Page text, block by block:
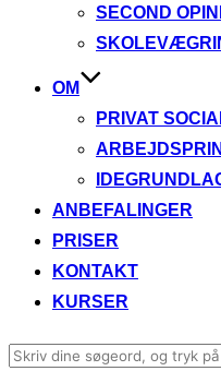
SECOND
OM
PRIVAT
ANBEFALINGER
PRISER
KONTAKT
KURSER
Søg
efter: